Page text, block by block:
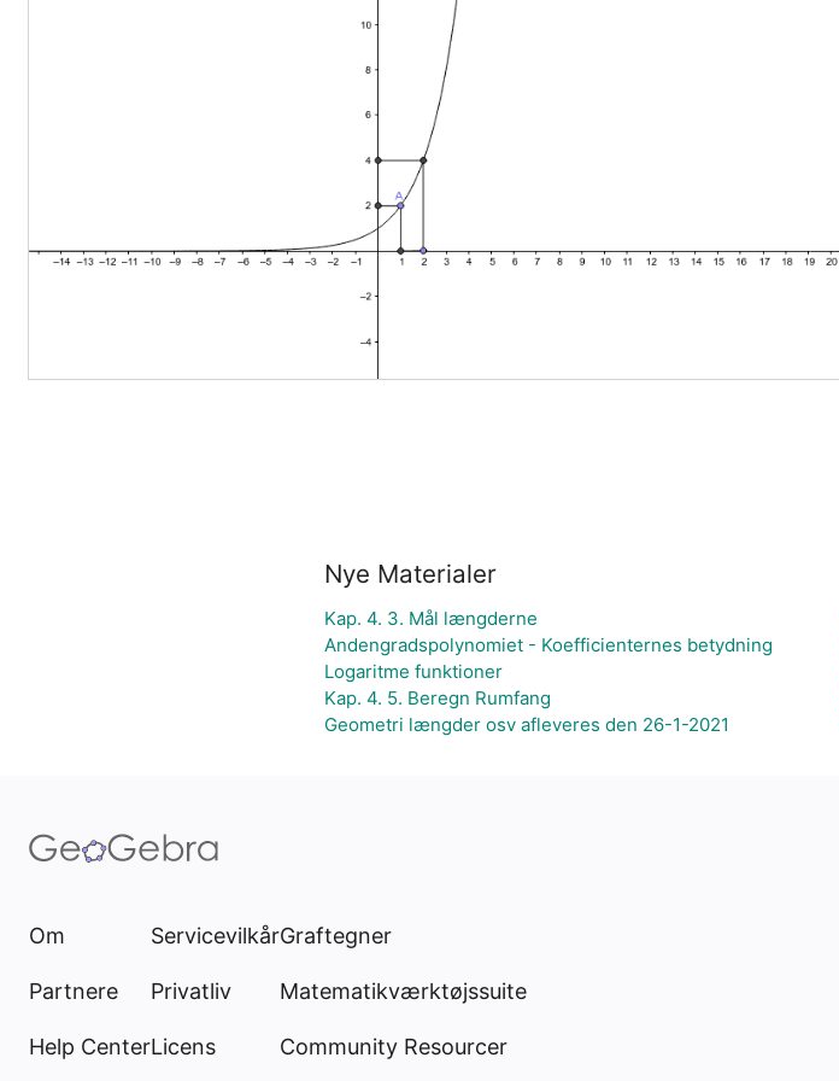
Nye Materialer
Kap. 4. 3. Mål længderne
Andengradspolynomiet - Koefficienternes betydning
Logaritme funktioner
Kap. 4. 5. Beregn Rumfang
Geometri længder osv afleveres den 26-1-2021
Om
Partnere
Help Center
Servicevilkår
Privatliv
Licens
Graftegner
Matematikværktøjssuite
Community Resourcer